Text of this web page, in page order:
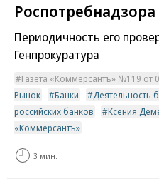
Роспотребнадзора
Периодичность его
Генпрокуратура
Газета «Коммерсантъ» №119 от
Рынок
Банки Деятельность
российских банков
Ксения
«Коммерсантъ»
3 мин.